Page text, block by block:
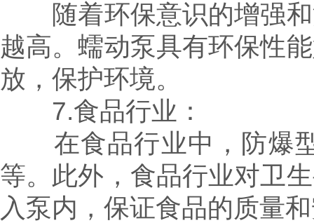
随着环保意识的增强和
越高。蠕动泵具有环保性
放，保护环境。
7.食品行业：
在食品行业中，防爆型
等。此外，食品行业对卫
入泵内，保证食品的质量